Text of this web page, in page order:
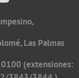
Las Palmas
(extensiones: